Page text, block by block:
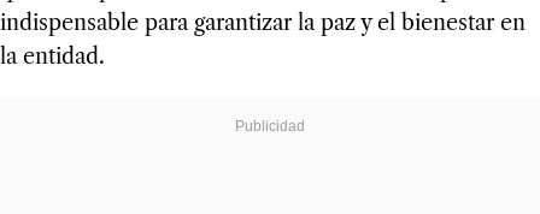
indispensable para garantizar la paz y el bienestar en
la entidad.